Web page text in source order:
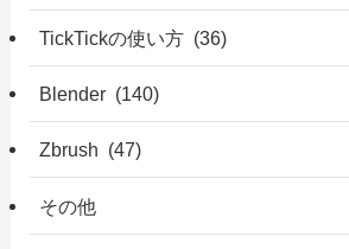
TickTickの使い方 (36)
Blender (140)
Zbrush (47)
その他